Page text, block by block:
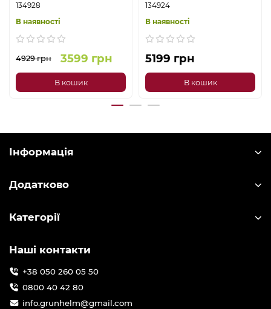
134928
В наявності
4929 грн 3599 грн
В кошик
134924
В наявності
5199 грн
В кошик
Інформація
Додатково
Категорії
Наші контакти
+38 050 260 05 50
0800 40 42 80
info.grunhelm@gmail.com